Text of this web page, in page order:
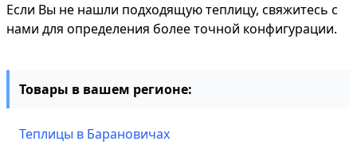
Если Вы не нашли подходящую теплицу, свяжитесь с
нами для определения более точной конфигурации.
Товары в вашем регионе:
Теплицы в Барановичах